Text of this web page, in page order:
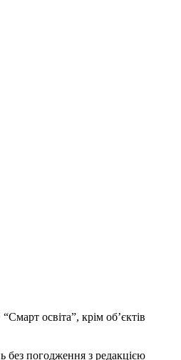
освіта”, крім об’єктів
без погодження з редакцією